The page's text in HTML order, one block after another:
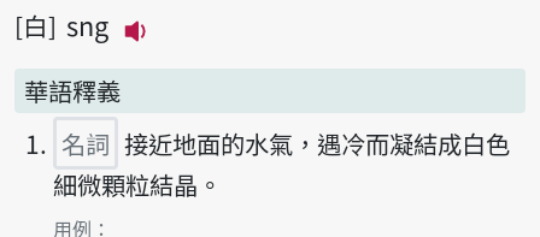
白 sng
華語釋義
名詞 接近地面的水氣，遇冷而凝結成白色
細微顆粒結晶。
第1項釋義的
用例：